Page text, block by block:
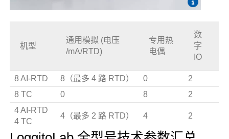
机型
通用模拟 (电压
/mA/RTD)
专用热
电偶
数
字
IO
8 AI-RTD 8（最多 4 路 RTD） 0
2
8 TC
0 8
2
4 AI-RTD
4 TC
4（最多 2 路 RTD） 4 2